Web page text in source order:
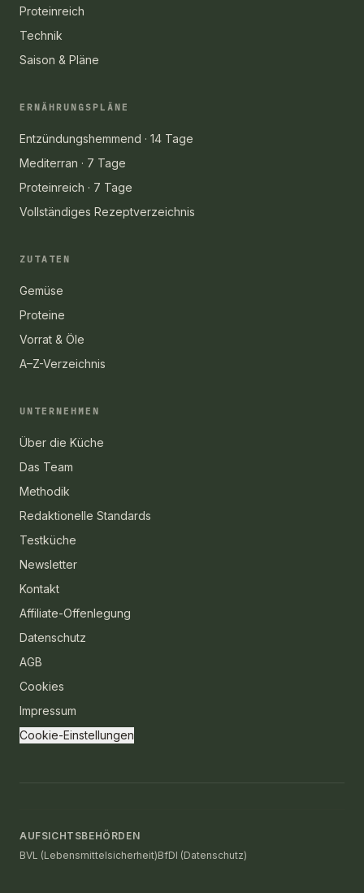
Proteinreich
Technik
Saison & Pläne
ERNÄHRUNGSPLÄNE
Entzündungshemmend · 14 Tage
Mediterran · 7 Tage
Proteinreich · 7 Tage
Vollständiges Rezeptverzeichnis
ZUTATEN
Gemüse
Proteine
Vorrat & Öle
A–Z-Verzeichnis
UNTERNEHMEN
Über die Küche
Das Team
Methodik
Redaktionelle Standards
Testküche
Newsletter
Kontakt
Affiliate-Offenlegung
Datenschutz
AGB
Cookies
Impressum
Cookie-Einstellungen
AUFSICHTSBEHÖRDEN
BVL (Lebensmittelsicherheit)BfDI (Datenschutz)